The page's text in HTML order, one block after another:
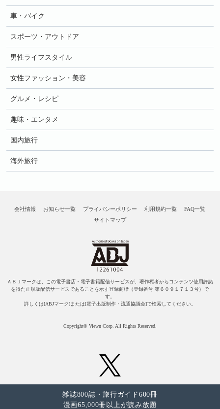
車・バイク
スポーツ・アウトドア
男性ライフスタイル
女性ファッション・美容
グルメ・レシピ
趣味・エンタメ
国内旅行
海外旅行
会社情報 お知らせ一覧 プライバシーポリシー 利用規約一覧
FAQ一覧
サイトマップ
ＡＢＪマークは、この電子書店・電子書籍配信サービスが、著作権者からコンテンツ使用許諾
を得た正規版配信サービスであることを示す登録商標（登録番号 第６０９１７１３号）で
す。
詳しくは[ABJマーク]または[電子出版制作・流通協議会]で検索してください。
Copyright© Viewn Corp. All Rights Reserved.
雑誌800誌・旅行ガイド600冊
漫画65,000冊以上が読み放題